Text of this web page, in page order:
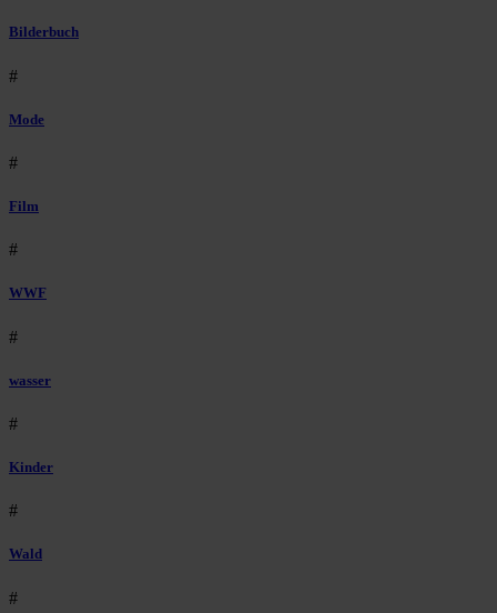
Bilderbuch
#
Mode
#
Film
#
WWF
#
wasser
#
Kinder
#
Wald
#